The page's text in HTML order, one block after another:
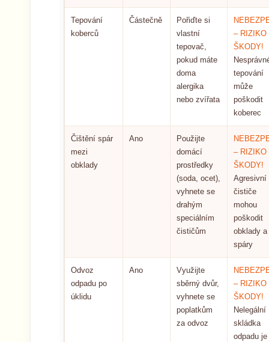
Tepování
koberců
Částečně
Pořiďte si
vlastní
tepovač,
pokud máte
doma
alergika
nebo zvířata
– RIZIKO
ŠKODY!
tepování
může
poškodit
koberec
Čištění spár
mezi
obklady
Ano
Použijte
domácí
prostředky
(soda, ocet),
vyhnete se
drahým
speciálním
čističům
– RIZIKO
ŠKODY!
Agresivní
čističe
mohou
poškodit
obklady a
spáry
Odvoz
odpadu po
úklidu
Ano
Využijte
sběrný dvůr,
vyhnete se
poplatkům
za odvoz
– RIZIKO
ŠKODY!
Nelegální
skládka
odpadu je